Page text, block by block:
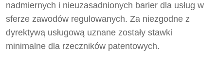
nadmiernych i nieuzasadnionych barier dla usług w
sferze zawodów regulowanych. Za niezgodne z
dyrektywą usługową uznane zostały stawki
minimalne dla rzeczników patentowych.